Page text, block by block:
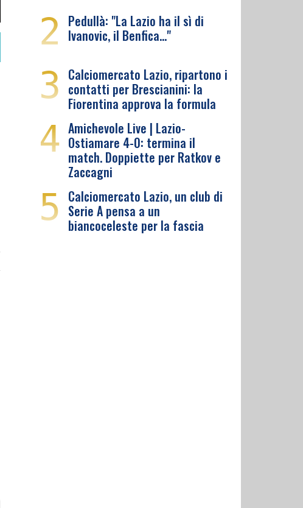
2 Pedullà: "La Lazio ha il sì di
Ivanovic, il Benfica…"
3 Calciomercato Lazio, ripartono i
contatti per Brescianini: la
Fiorentina approva la formula
4 Amichevole Live | Lazio-
Ostiamare 4-0: termina il
match. Doppiette per Ratkov e
Zaccagni
5 Calciomercato Lazio, un club di
Serie A pensa a un
biancoceleste per la fascia